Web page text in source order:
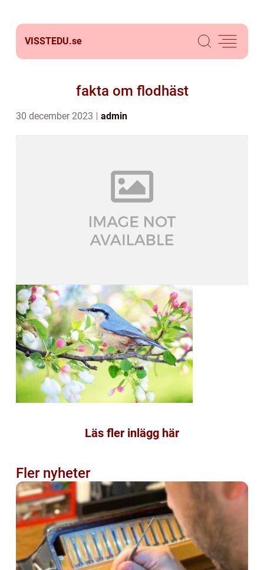
VISSTEDU.se
fakta om flodhäst
30 december 2023 admin
Läs fler inlägg här
Fler nyheter